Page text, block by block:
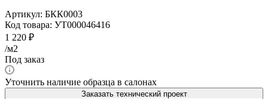
Артикул: БКК0003
Код товара: УТ000046416
1 220 ₽
/м2
Под заказ
Уточнить наличие образца в салонах
Заказать технический проект